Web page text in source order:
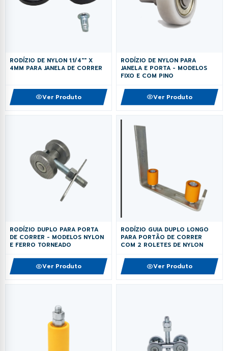
RODÍZIO DE NYLON 1.1/4"" X
4MM PARA JANELA DE CORRER
Ver Produto
RODÍZIO DE NYLON PARA
JANELA E PORTA - MODELOS
FIXO E COM PINO
Ver Produto
RODÍZIO DUPLO PARA PORTA
DE CORRER - MODELOS NYLON
E FERRO TORNEADO
Ver Produto
RODÍZIO GUIA DUPLO LONGO
PARA PORTÃO DE CORRER
COM 2 ROLETES DE NYLON
Ver Produto